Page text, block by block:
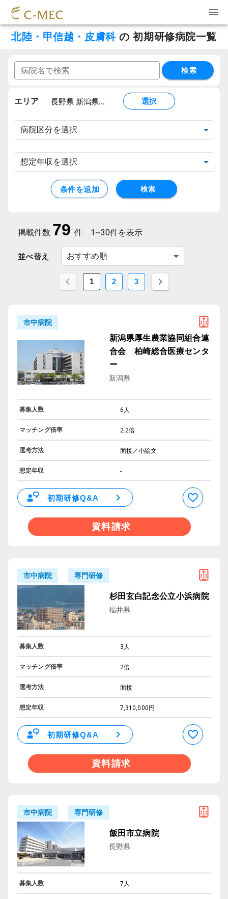
北陸・甲信越・皮膚科 の 初期研修病院一覧
検索
エリア 長野県 新潟県... 選択
条件を追加 検索
掲載件数 79 件 1~30件を表示
並べ替え
1 2 3
市中病院
新潟県厚生農業協同組合連
合会 柏崎総合医療センタ
ー
新潟県
募集人数 6人
マッチング倍率 2.2倍
選考方法 面接／小論文
想定年収 -
初期研修Q&A
資料請求
市中病院 専門研修
杉田玄白記念公立小浜病院
福井県
募集人数 3人
マッチング倍率 2倍
選考方法 面接
想定年収 7,310,000円
初期研修Q&A
資料請求
市中病院 専門研修
飯田市立病院
長野県
募集人数 7人